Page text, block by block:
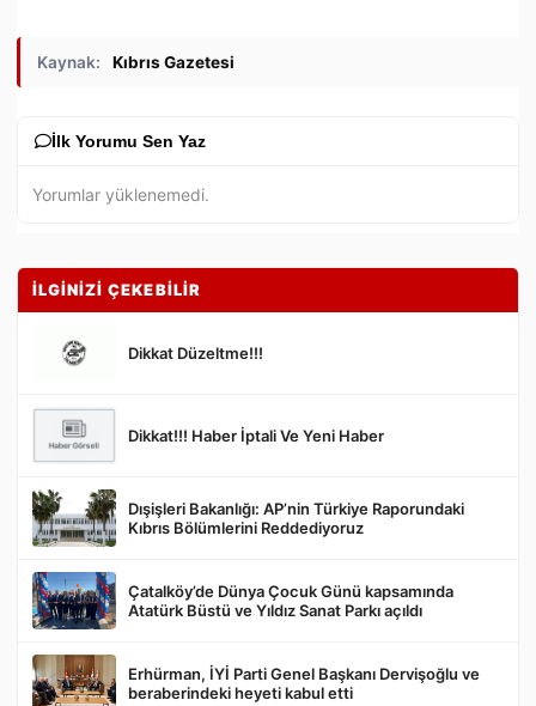
Kaynak: Kıbrıs Gazetesi
İlk Yorumu Sen Yaz
Gönder
Yorumlar yüklenemedi.
İLGİNİZİ ÇEKEBİLİR
Dikkat Düzeltme!!!
Dikkat!!! Haber İptali Ve Yeni Haber
Dışişleri Bakanlığı: AP’nin Türkiye Raporundaki
Kıbrıs Bölümlerini Reddediyoruz
Çatalköy’de Dünya Çocuk Günü kapsamında
Atatürk Büstü ve Yıldız Sanat Parkı açıldı
Erhürman, İYİ Parti Genel Başkanı Dervişoğlu ve
beraberindeki heyeti kabul etti